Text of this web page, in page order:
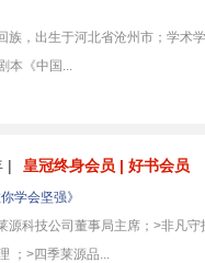
族，出生于河北省沧州市；学术
本《中国...
| 皇冠终身会员 | 好书会员
学会坚强》
源科技公司董事局主席；>非凡
；>四季莱源品...